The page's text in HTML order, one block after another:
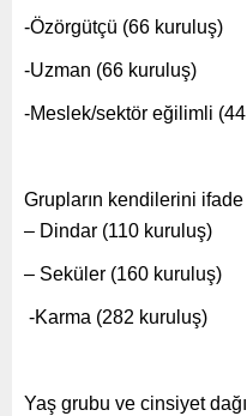
-Özörgütçü (66 kuruluş)
-Uzman (66 kuruluş)
-Meslek/sektör eğilimli
Grupların kendilerini
– Dindar (110 kuruluş)
– Seküler (160 kuruluş)
-Karma (282 kuruluş)
Yaş grubu ve cinsiyet